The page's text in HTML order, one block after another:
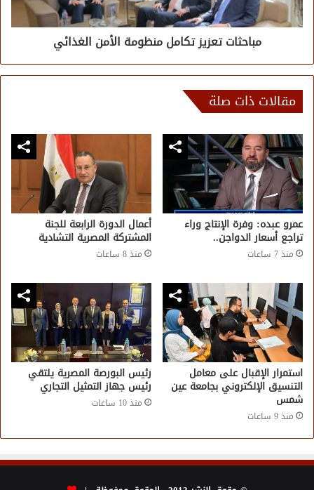
مباحثات تعزيز تكامل منظومة الأمن الغذائي
مقالات ذات صلة
عمرو عبده: وفرة الإنتاج وراء
تراجع أسعار الدواجن..
منذ 7 ساعات
أعمال الدورة الرابعة للجنة
المشتركة المصرية التشادية
منذ 8 ساعات
استمرار الإقبال على معامل
التنسيق الإلكتروني بجامعة عين
شمس
منذ 9 ساعات
رئيس البورصة المصرية يلتقي
رئيس جهاز التمثيل التجاري
منذ 10 ساعات